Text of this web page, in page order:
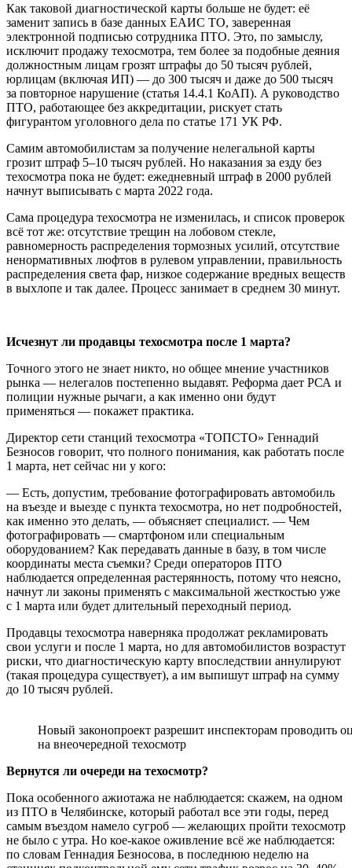
Как таковой диагностической карты больше не будет: её
заменит запись в базе данных ЕАИС ТО, заверенная
электронной подписью сотрудника ПТО. Это, по замыслу,
исключит продажу техосмотра, тем более за подобные деяния
должностным лицам грозят штрафы до 50 тысяч рублей,
юрлицам (включая ИП) — до 300 тысяч и даже до 500 тысяч
за повторное нарушение (статья 14.4.1 КоАП). А руководство
ПТО, работающее без аккредитации, рискует стать
фигурантом уголовного дела по статье 171 УК РФ.
Самим автомобилистам за получение нелегальной карты
грозит штраф 5–10 тысяч рублей. Но наказания за езду без
техосмотра пока не будет: ежедневный штраф в 2000 рублей
начнут выписывать с марта 2022 года.
Сама процедура техосмотра не изменилась, и список проверок
всё тот же: отсутствие трещин на лобовом стекле,
равномерность распределения тормозных усилий, отсутствие
ненормативных люфтов в рулевом управлении, правильность
распределения света фар, низкое содержание вредных веществ
в выхлопе и так далее. Процесс занимает в среднем 30 минут.
Исчезнут ли продавцы техосмотра после 1 марта?
Точного этого не знает никто, но общее мнение участников
рынка — нелегалов постепенно выдавят. Реформа дает РСА и
полиции нужные рычаги, а как именно они будут
применяться — покажет практика.
Директор сети станций техосмотра «ТОПСТО» Геннадий
Безносов говорит, что полного понимания, как работать после
1 марта, нет сейчас ни у кого:
— Есть, допустим, требование фотографировать автомобиль
на въезде и выезде с пункта техосмотра, но нет подробностей,
как именно это делать, — объясняет специалист. — Чем
фотографировать — смартфоном или специальным
оборудованием? Как передавать данные в базу, в том числе
координаты места съемки? Среди операторов ПТО
наблюдается определенная растерянность, потому что неясно,
начнут ли законы применять с максимальной жесткостью уже
с 1 марта или будет длительный переходный период.
Продавцы техосмотра наверняка продолжат рекламировать
свои услуги и после 1 марта, но для автомобилистов возрастут
риски, что диагностическую карту впоследствии аннулируют
(такая процедура существует), а им выпишут штраф на сумму
до 10 тысяч рублей.
Новый законопроект разрешит инспекторам проводить
на внеочередной техосмотр
Вернутся ли очереди на техосмотр?
Пока особенного ажиотажа не наблюдается: скажем, на одном
из ПТО в Челябинске, который работал все эти годы, перед
самым въездом намело сугроб — желающих пройти техосмотр
не было с утра. Но кое-какое оживление всё же наблюдается:
по словам Геннадия Безносова, в последнюю неделю на